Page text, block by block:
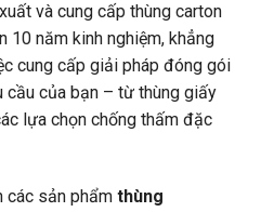
và cung cấp thùng carton
10 năm kinh nghiệm, khẳng
cung cấp giải pháp đóng gói
cầu của bạn – từ thùng giấy
lựa chọn chống thấm đặc
các sản phẩm thùng